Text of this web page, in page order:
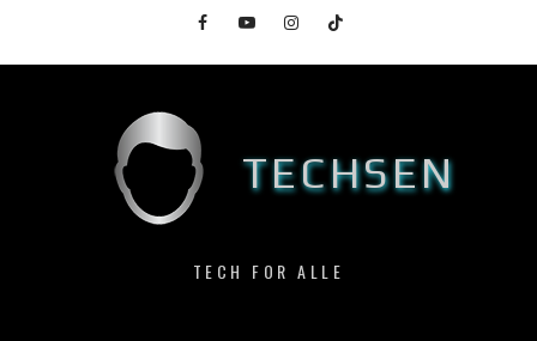
content
FacebookYouTubeInstagramTikTok
TECHSEN
TECH FOR ALLE